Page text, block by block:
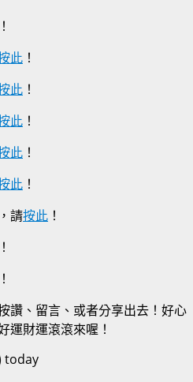
！
此 ！
此 ！
此 ！
此 ！
此 ！
請按此 ！
！
！
讚、留言、或者分享出去！好心
運財運滾滾來喔！
today